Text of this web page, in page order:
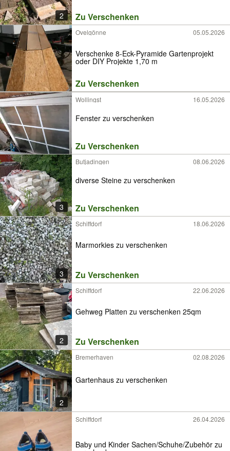
2 Zu Verschenken
Ovelgönne 05.05.2026
Verschenke 8-Eck-Pyramide Gartenprojekt
oder DIY Projekte 1,70 m
Zu Verschenken
Wollingst 16.05.2026
Fenster zu verschenken
Zu Verschenken
3
Butjadingen 08.06.2026
diverse Steine zu verschenken
Zu Verschenken
3
Schiffdorf 18.06.2026
Marmorkies zu verschenken
Zu Verschenken
2
Schiffdorf 22.06.2026
Gehweg Platten zu verschenken 25qm
Zu Verschenken
2
Bremerhaven 02.08.2026
Gartenhaus zu verschenken
Schiffdorf 26.04.2026
Baby und Kinder Sachen/Schuhe/Zubehör zu